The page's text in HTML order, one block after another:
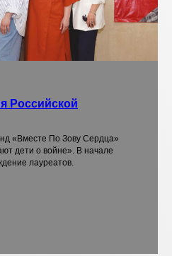
Российской
«Вместе По Зову Сердца»
дети о войне». В начале
лауреатов.